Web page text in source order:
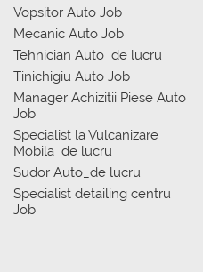
Vopsitor Auto Job
Mecanic Auto Job
Tehnician Auto_de lucru
Tinichigiu Auto Job
Manager Achizitii Piese Auto
Job
Specialist la Vulcanizare
Mobila_de lucru
Sudor Auto_de lucru
Specialist detailing centru
Job